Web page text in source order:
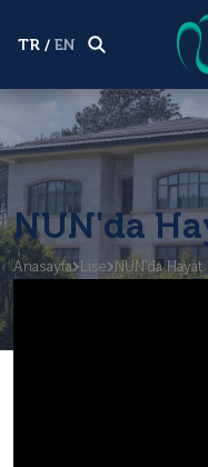
TR / EN
Anasayfa Lise NUN'da Hayat
NUN'da